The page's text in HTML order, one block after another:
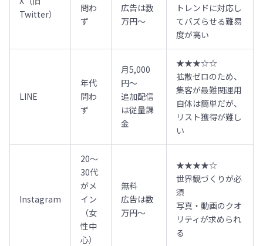
Twitter）
問わ
ず
広告は数
万円〜
トレンドに対応し
てバズらせる難易
度が高い
LINE
年代
問わ
ず
月5,000
円〜
追加配信
は従量課
金
★★★☆☆
拡散ゼロのため、
集客が最難関運用
自体は簡単だが、
リスト獲得が難し
い
Instagram
20〜
30代
がメ
イン
（女
性中
心）
無料
広告は数
万円〜
★★★★☆
世界観づくりが必
須
写真・動画のクオ
リティが求められ
る